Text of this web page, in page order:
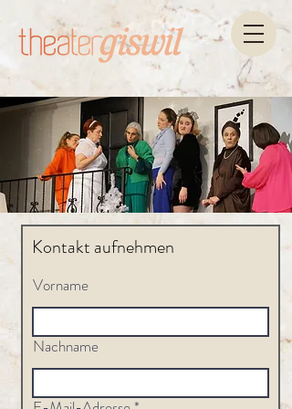
Kontakt aufnehmen
Vorname
Nachname